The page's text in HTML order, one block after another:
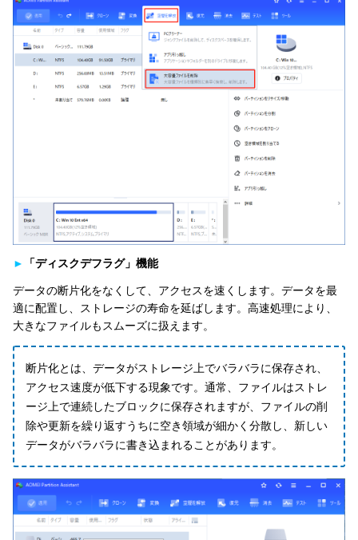
►
「ディスクデフラグ」機能
データの断片化をなくして、アクセスを速くします。データを最
適に配置し、ストレージの寿命を延ばします。高速処理により、
大きなファイルもスムーズに扱えます。
断片化とは、データがストレージ上でバラバラに保存され、
アクセス速度が低下する現象です。通常、ファイルはストレ
ージ上で連続したブロックに保存されますが、ファイルの削
除や更新を繰り返すうちに空き領域が細かく分散し、新しい
データがバラバラに書き込まれることがあります。